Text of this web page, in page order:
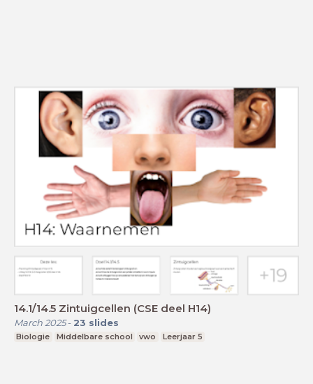
14.1/14.5 Zintuigcellen (CSE deel H14)
March 2025- 23 slides
Biologie Middelbare school vwo Leerjaar 5